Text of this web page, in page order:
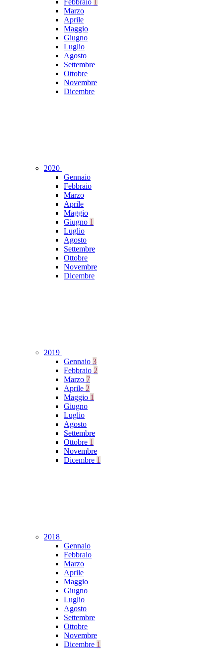
Febbraio
Marzo
Aprile
Maggio
Giugno
Luglio
Agosto
Settembre
Ottobre
Novembre
Dicembre
2020
Gennaio
Febbraio
Marzo
Aprile
Maggio
Giugno 1
Luglio
Agosto
Settembre
Ottobre
Novembre
Dicembre
2019
Gennaio 3
Febbraio 2
Marzo 7
Aprile 2
Maggio 1
Giugno
Luglio
Agosto
Settembre
Ottobre 1
Novembre
Dicembre 1
2018
Gennaio
Febbraio
Marzo
Aprile
Maggio
Giugno
Luglio
Agosto
Settembre
Ottobre
Novembre
Dicembre 1